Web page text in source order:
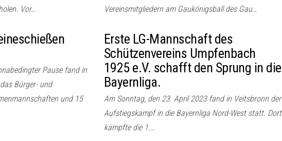
Vor…
Vereinsmitgliedern am Gaukönigsball des Gau…
Pause fand in
Bürger- und
und 15
Erste LG-Mannschaft des
Schützenvereins Umpfenbach
1925 e.V. schafft den Sprung in die
Bayernliga.
Am Sonntag, den 23. April 2023 fand in Veitsbronn der
Aufstiegskampf in die Bayernliga Nord-West statt. Dort
kämpfte die 1.…